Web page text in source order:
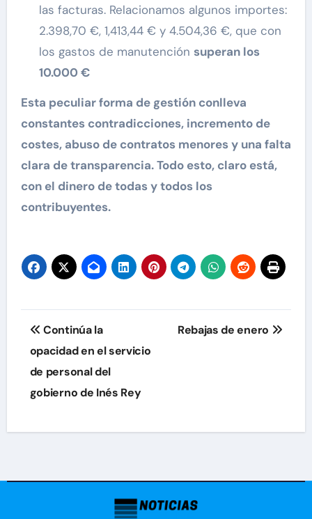
las facturas. Relacionamos algunos importes:
2.398,70 €, 1,413,44 € y 4.504,36 €, que con
los gastos de manutención superan los
10.000 €
Esta peculiarforma de gestión conlleva
constantes contradicciones, incremento de
costes, abuso de contratos menoresy una falta
clara de transparencia. Todo esto, claro está,
con el dinero de todas y todos los
contribuyentes.
Navegación
de
entradas
Continúa la
opacidad en el servicio
de personal del
gobierno de Inés Rey
Rebajas de enero